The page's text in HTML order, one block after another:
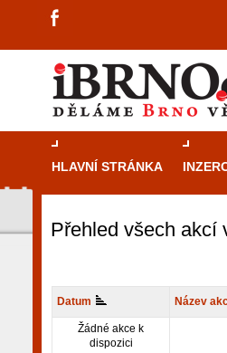
HLAVNÍ STRÁNKA
Přehled všech akcí
Datum Název
Žádné akce k
dispozici